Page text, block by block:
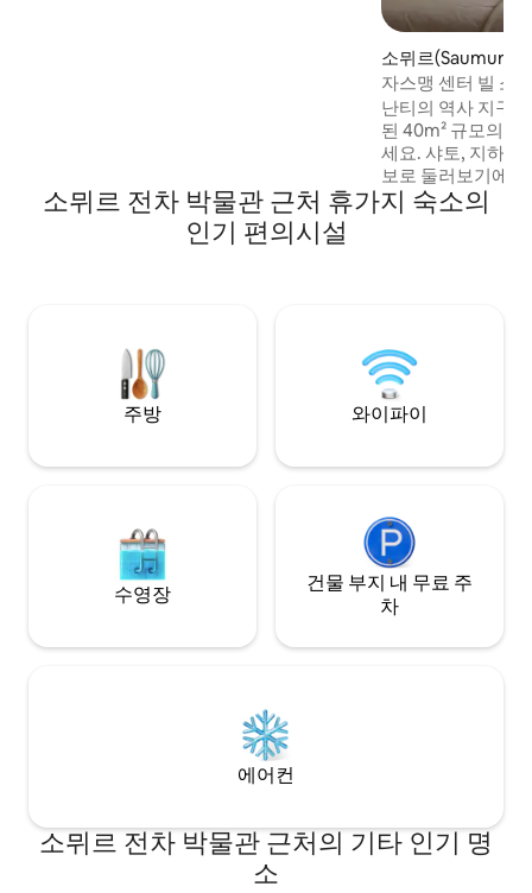
소뮈르(Saumur)
자스맹 센터 빌 소
숙소
난티의 역사 지구
된 40m² 규모의 2
세요. 샤토, 지하
보로 둘러보기에
✅ 편안함: 퀸사이
적인 인테리어. 수
관할 수 있는 옵션 소뮈르에서 숙소를 예약
하세요!
소뮈르 전차 박물관 근처 휴가지 숙소의
인기 편의시설
주방 와이파이
수영장
건물 부지 내 무료 주
차
에어컨
소뮈르 전차 박물관 근처의 기타 인기 명
소